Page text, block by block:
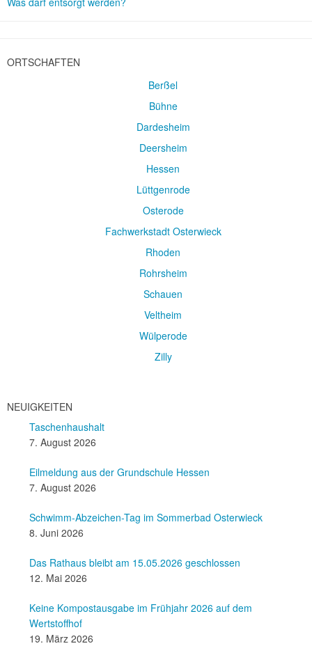
ORTSCHAFTEN
Berßel
Bühne
Dardesheim
Deersheim
Hessen
Lüttgenrode
Osterode
Fachwerkstadt Osterwieck
Rhoden
Rohrsheim
Schauen
Veltheim
Wülperode
Zilly
NEUIGKEITEN
Taschenhaushalt
7. August 2026
Eilmeldung aus der Grundschule Hessen
7. August 2026
Schwimm-Abzeichen-Tag im Sommerbad Osterwieck
8. Juni 2026
Das Rathaus bleibt am 15.05.2026 geschlossen
12. Mai 2026
Keine Kompostausgabe im Frühjahr 2026 auf dem
Wertstoffhof
19. März 2026